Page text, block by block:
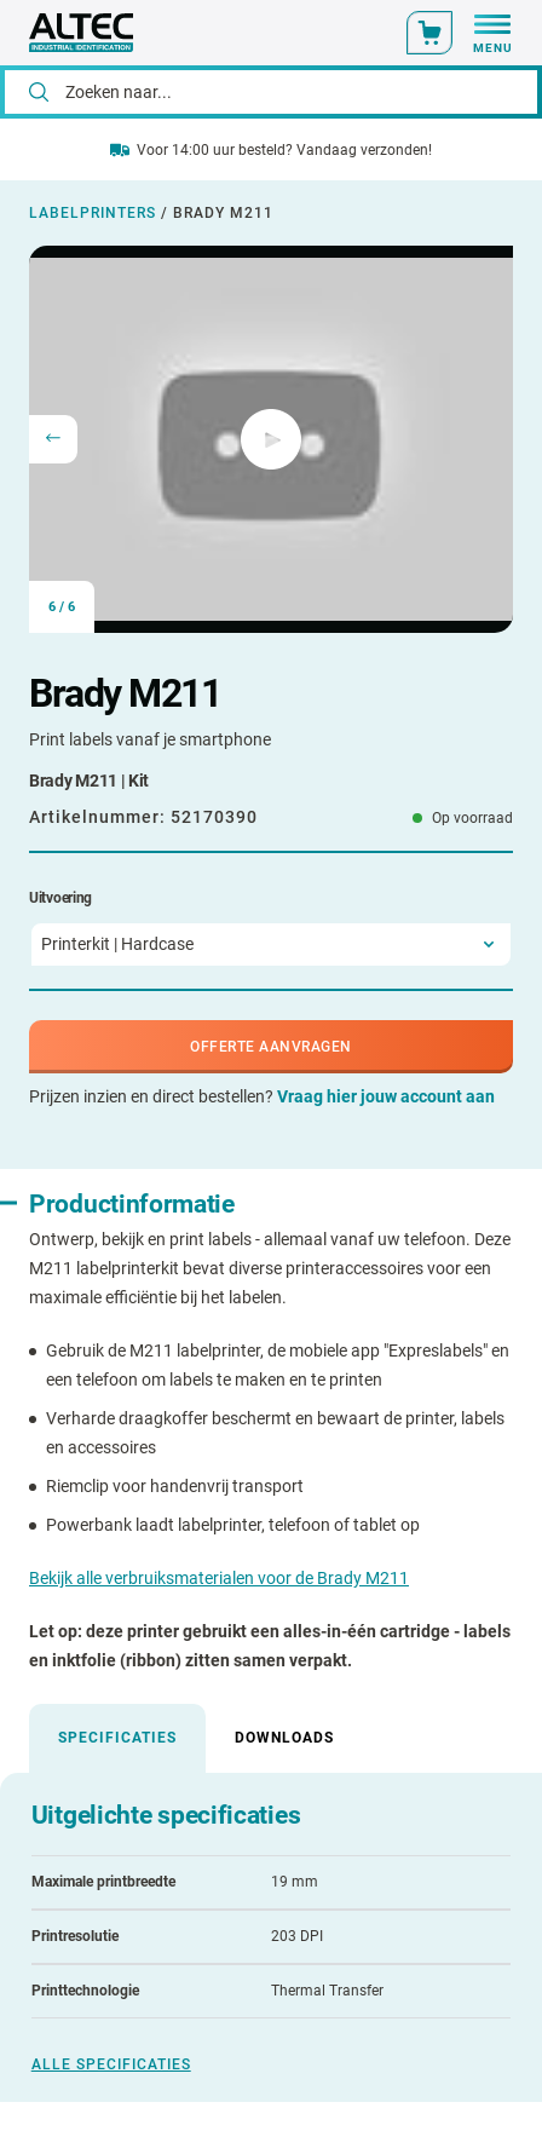
MENU
Voor 14:00 uur besteld? Vandaag verzonden!
LABELPRINTERS / BRADY M211
6 / 6
Brady M211
Print labels vanaf je smartphone
Brady M211 | Kit
Artikelnummer: 52170390 Op voorraad
Uitvoering
OFFERTE AANVRAGEN
Prijzen inzien en direct bestellen? Vraag hier jouw account aan
Productinformatie
Ontwerp, bekijk en print labels - allemaal vanaf uw telefoon. Deze
M211 labelprinterkit bevat diverse printeraccessoires voor een
maximale efficiëntie bij het labelen.
Gebruik de M211 labelprinter, de mobiele app "Expreslabels" en
een telefoon om labels te maken en te printen
Verharde draagkoffer beschermt en bewaart de printer, labels
en accessoires
Riemclip voor handenvrij transport
Powerbank laadt labelprinter, telefoon of tablet op
Bekijk alle verbruiksmaterialen voor de Brady M211
Let op: deze printer gebruikt een alles-in-één cartridge - labels
en inktfolie (ribbon) zitten samen verpakt.
SPECIFICATIES DOWNLOADS
Uitgelichte specificaties
Maximale printbreedte 19 mm
Printresolutie 203 DPI
Printtechnologie Thermal Transfer
ALLE SPECIFICATIES